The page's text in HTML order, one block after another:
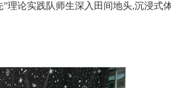
理论实践队师生深入田间地头,沉浸式